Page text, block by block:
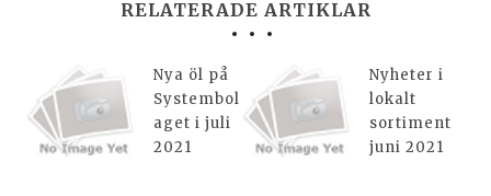
RELATERADE ARTIKLAR
Nya öl på
Systembol
aget i juli
2021
Nyheter i
lokalt
sortiment
juni 2021